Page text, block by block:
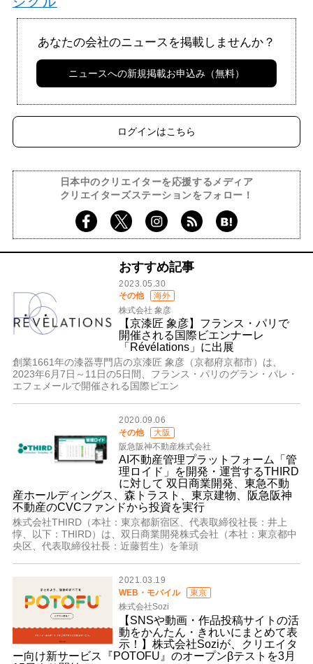
あなたの会社のニュースを掲載しませんか？
ニュースへの新規掲載お申込み（無料）
ログインはこちら
日本中のクリエイターを応援するメディア
クリエイターズステーションをフォロー！
おすすめ記事
2023.05.30
その他
海外
株式会社 象彦
【京漆匠 象彦】フランス・パリで
開催される国際ビエンナーレ
「Révélations」に出展
創業1661年の漆器専門店の京漆匠 象彦（京都府京都市）は、
2023年6月7日～11日の5日間、フランス・パリのグラン・パレ・
エフェメールで開催される国際ビエン
2020.09.06
その他
大阪
阪急阪神不動産株式会社
AI不動産管理プラットフォーム「管
理ロイド」を開発・運営するTHIRD
に対して 双日商業開発、東急不動
産ホールディングス、森トラスト、東京建物、阪急阪神
不動産のCVCファンドから投資を実行
株式会社THIRD（本社：東京都新宿区、代表取締役社長：井上
惇、以下：THIRD）は、双日商業開発株式会社（本社：東京都中
央区、代表取締役社長：近藤哲生）を筆頭
2021.03.19
WEB・モバイル
東京
株式会社Sozi
【SNSや動画・作品投稿サイトの活
動をかんたん・きれいにまとめて表
示！】株式会社Soziが、クリエイタ
ー向け新サービス『POTOFU』のオープンβテストを3月